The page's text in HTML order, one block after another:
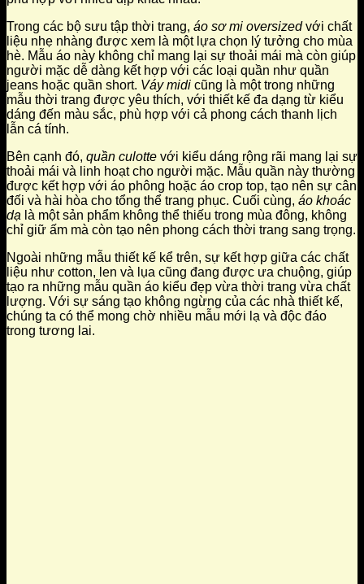
Trong các bộ sưu tập thời trang, áo sơ mi oversizedvới chất
liệu nhẹ nhàng được xem là một lựa chọn lý tưởng cho mùa
hè. Mẫu áo này không chỉ mang lại sự thoải mái mà còn giúp
người mặc dễ dàng kết hợp với các loại quần như quần
jeans hoặc quần short. Váy midi cũng là một trong những
mẫu thời trang được yêu thích, với thiết kế đa dạng từ kiểu
dáng đến màu sắc, phù hợp với cả phong cách thanh lịch
lẫn cá tính.
Bên cạnh đó, quần culotte với kiểu dáng rộng rãi mang lại sự
thoải mái và linh hoạt cho người mặc. Mẫu quần này thường
được kết hợp với áo phông hoặc áo crop top, tạo nên sự cân
đối và hài hòa cho tổng thể trang phục. Cuối cùng, áo khoác
dạ là một sản phẩm không thể thiếu trong mùa đông, không
chỉ giữ ấm mà còn tạo nên phong cách thời trang sang trọng.
Ngoài những mẫu thiết kế kể trên, sự kết hợp giữa các chất
liệu như cotton, len và lụa cũng đang được ưa chuộng, giúp
tạo ra những mẫu quần áo kiểu đẹp vừa thời trang vừa chất
lượng. Với sự sáng tạo không ngừng của các nhà thiết kế,
chúng ta có thể mong chờ nhiều mẫu mới lạ và độc đáo
trong tương lai.